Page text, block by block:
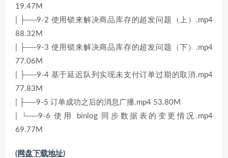
19.47M
| ├──9-2 使用锁来解决商品库存的超发问题（上）.mp4
88.32M
| ├──9-3 使用锁来解决商品库存的超发问题（下）.mp4
77.06M
| ├──9-4 基于延迟队列实现未支付订单过期的取消.mp4
77.83M
| ├──9-5 订单成功之后的消息广播.mp4 53.80M
| └──9-6 使用 binlog 同步数据表的变更情况.mp4
69.77M
(网盘下载地址)